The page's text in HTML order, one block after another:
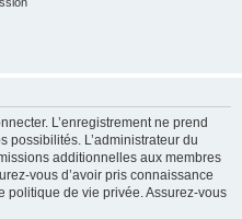
L’enregistrement ne prend
possibilités. L’administrateur du
additionnelles aux membres
vous d’avoir pris connaissance
politique de vie privée. Assurez-vous